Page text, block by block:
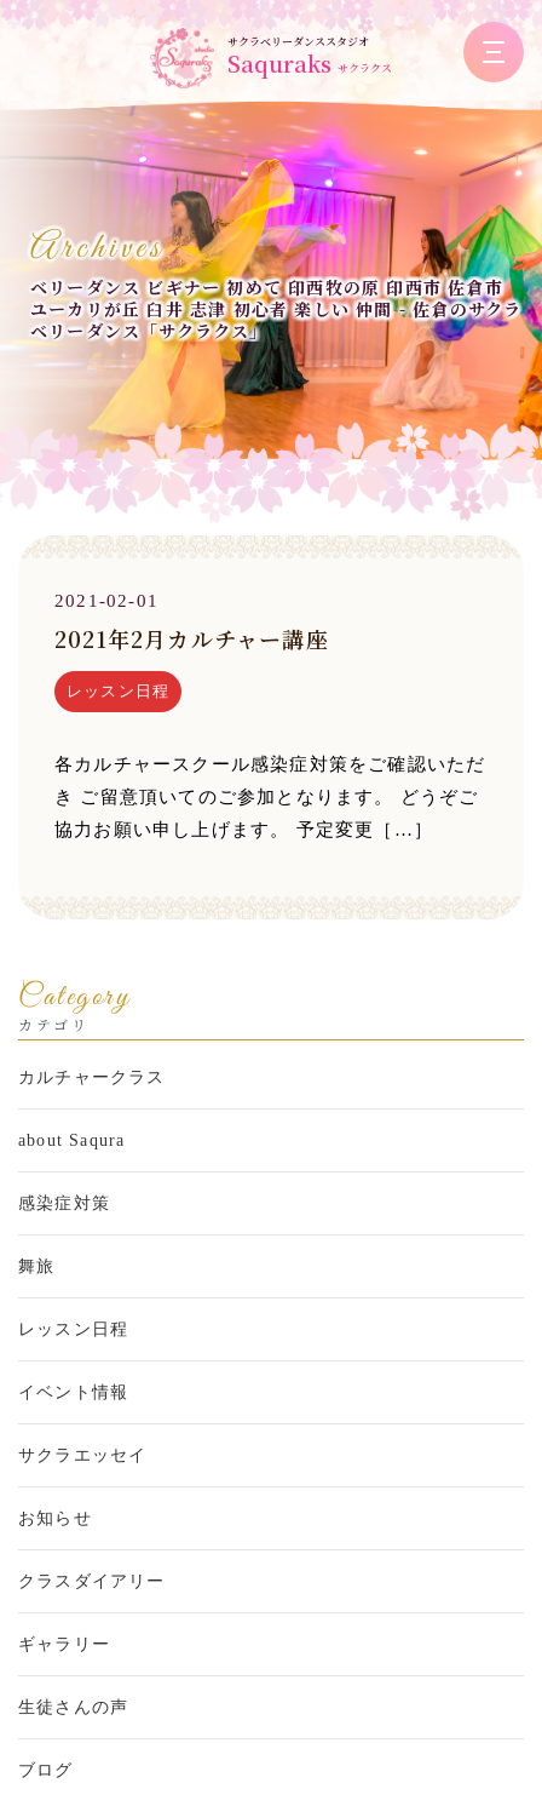
サクラベリーダンススタジオ
Saquraks サクラクス
Archives
ベリーダンス ビギナー 初めて 印西牧の原 印西市 佐倉市
ユーカリが丘 臼井 志津 初心者 楽しい 仲間 - 佐倉のサクラ
ベリーダンス「サクラクス」
2021-02-01
2021年2月カルチャー講座
レッスン日程
各カルチャースクール感染症対策をご確認いただ
き ご留意頂いてのご参加となります。 どうぞご
協力お願い申し上げます。 予定変更［…］
Category
カテゴリ
カルチャークラス
about Saqura
感染症対策
舞旅
レッスン日程
イベント情報
サクラエッセイ
お知らせ
クラスダイアリー
ギャラリー
生徒さんの声
ブログ